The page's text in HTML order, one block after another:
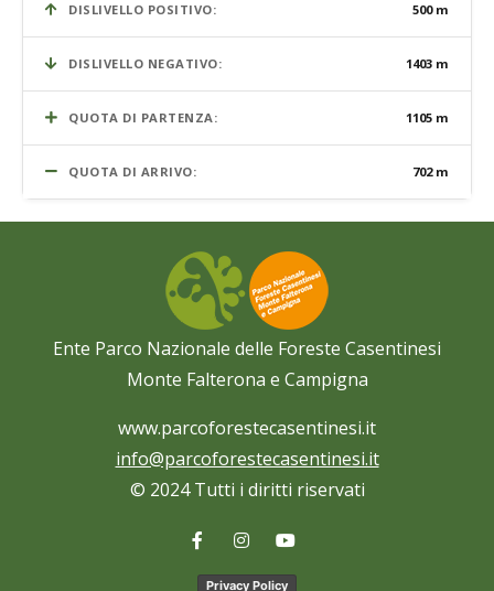
DISLIVELLO POSITIVO: 500 m
DISLIVELLO NEGATIVO: 1403 m
QUOTA DI PARTENZA: 1105 m
QUOTA DI ARRIVO: 702 m
Ente Parco Nazionale delle Foreste Casentinesi
Monte Falterona e Campigna
www.parcoforestecasentinesi.it
info@parcoforestecasentinesi.it
© 2024 Tutti i diritti riservati
Privacy Policy